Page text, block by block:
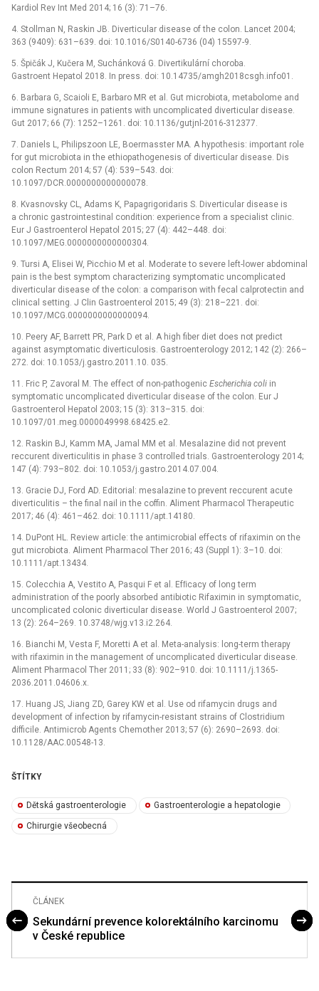
Kardiol Rev Int Med 2014; 16 (3): 71–76.
4. Stollman N, Raskin JB. Diverticular disease of the colon. Lancet 2004;
363 (9409): 631–639. doi: 10.1016/S0140-6736 (04) 15597-9.
5. Špičák J, Kučera M, Suchánková G. Divertikulární choroba.
Gastroent Hepatol 2018. In press. doi: 10.14735/amgh2018csgh.info01.
6. Barbara G, Scaioli E, Barbaro MR et al. Gut microbiota, metabolome and
immune signatures in patients with uncomplicated diverticular disease.
Gut 2017; 66 (7): 1252–1261. doi: 10.1136/gutjnl-2016-312377.
7. Daniels L, Philipszoon LE, Boermasster MA. A hypothesis: important role
for gut microbiota in the ethiopathogenesis of diverticular disease. Dis
colon Rectum 2014; 57 (4): 539–543. doi:
10.1097/DCR.0000000000000078.
8. Kvasnovsky CL, Adams K, Papagrigoridaris S. Diverticular disease is
a chronic gastrointestinal condition: experience from a specialist clinic.
Eur J Gastroenterol Hepatol 2015; 27 (4): 442–448. doi:
10.1097/MEG.0000000000000304.
9. Tursi A, Elisei W, Picchio M et al. Moderate to severe left-lower abdominal
pain is the best symptom characterizing symptomatic uncomplicated
diverticular disease of the colon: a comparison with fecal calprotectin and
clinical setting. J Clin Gastroenterol 2015; 49 (3): 218–221. doi:
10.1097/MCG.0000000000000094.
10. Peery AF, Barrett PR, Park D et al. A high fiber diet does not predict
against asymptomatic diverticulosis. Gastroenterology 2012; 142 (2): 266–
272. doi: 10.1053/j.gastro.2011.10. 035.
11. Fric P, Zavoral M. The effect of non-pathogenic Escherichia coli in
symptomatic uncomplicated diverticular disease of the colon. Eur J
Gastroenterol Hepatol 2003; 15 (3): 313–315. doi:
10.1097/01.meg.0000049998.68425.e2.
12. Raskin BJ, Kamm MA, Jamal MM et al. Mesalazine did not prevent
reccurent diverticulitis in phase 3 controlled trials. Gastroenterology 2014;
147 (4): 793–802. doi: 10.1053/j.gastro.2014.07.004.
13. Gracie DJ, Ford AD. Editorial: mesalazine to prevent reccurent acute
diverticulitis –⁠ the final nail in the coffin. Aliment Pharmacol Therapeutic
2017; 46 (4): 461–462. doi: 10.1111/apt.14180.
14. DuPont HL. Review article: the antimicrobial effects of rifaximin on the
gut microbiota. Aliment Pharmacol Ther 2016; 43 (Suppl 1): 3–10. doi:
10.1111/apt.13434.
15. Colecchia A, Vestito A, Pasqui F et al. Efﬁcacy of long term
administration of the poorly absorbed antibiotic Rifaximin in symptomatic,
uncomplicated colonic diverticular disease. World J Gastroenterol 2007;
13 (2): 264–269. 10.3748/wjg.v13.i2.264.
16. Bianchi M, Vesta F, Moretti A et al. Meta-analysis: long-term therapy
with rifaximin in the management of uncomplicated diverticular disease.
Aliment Pharmacol Ther 2011; 33 (8): 902–910. doi: 10.1111/j.1365-
2036.2011.04606.x.
17. Huang JS, Jiang ZD, Garey KW et al. Use od rifamycin drugs and
development of infection by rifamycin-resistant strains of Clostridium
difficile. Antimicrob Agents Chemother 2013; 57 (6): 2690–2693. doi:
10.1128/AAC.00548-13.
ŠTÍTKY
Dětská gastroenterologie Gastroenterologie a hepatologie
Chirurgie všeobecná
ČLÁNEK
Sekundární prevence kolorektálního karcinomu
v České republice